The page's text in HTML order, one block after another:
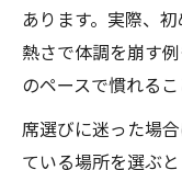
あります。実際、
熱さで体調を崩す
のペースで慣れる
席選びに迷った場
ている場所を選ぶ